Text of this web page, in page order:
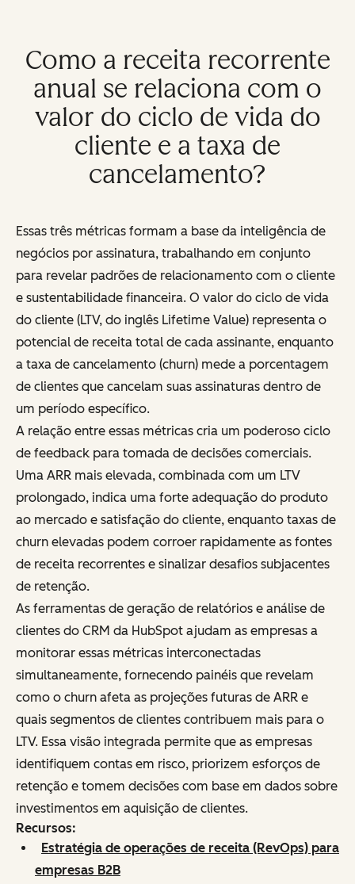
Como a receita recorrente
anual se relaciona com o
valor do ciclo de vida do
cliente e a taxa de
cancelamento?
Essas três métricas formam a base da inteligência de
negócios por assinatura, trabalhando em conjunto
para revelar padrões de relacionamento com o cliente
e sustentabilidade financeira. O valor do ciclo de vida
do cliente (LTV, do inglês Lifetime Value) representa o
potencial de receita total de cada assinante, enquanto
a taxa de cancelamento (churn) mede a porcentagem
de clientes que cancelam suas assinaturas dentro de
um período específico.
A relação entre essas métricas cria um poderoso ciclo
de feedback para tomada de decisões comerciais.
Uma ARR mais elevada, combinada com um LTV
prolongado, indica uma forte adequação do produto
ao mercado e satisfação do cliente, enquanto taxas de
churn elevadas podem corroer rapidamente as fontes
de receita recorrentes e sinalizar desafios subjacentes
de retenção.
As ferramentas de geração de relatórios e análise de
clientes do CRM da HubSpot ajudam as empresas a
monitorar essas métricas interconectadas
simultaneamente, fornecendo painéis que revelam
como o churn afeta as projeções futuras de ARR e
quais segmentos de clientes contribuem mais para o
LTV. Essa visão integrada permite que as empresas
identifiquem contas em risco, priorizem esforços de
retenção e tomem decisões com base em dados sobre
investimentos em aquisição de clientes.
Recursos:
Estratégia de operações de receita (RevOps) para
empresas B2B